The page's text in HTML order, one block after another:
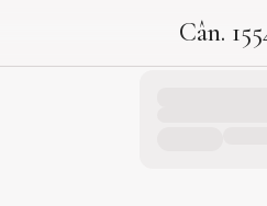
Cân.